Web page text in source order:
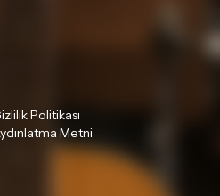
Politikası
Metni